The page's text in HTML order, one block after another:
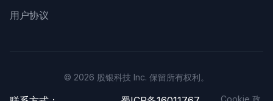
用户协议
© 2026 股银科技 Inc. 保留所有权利。
Cookie 政